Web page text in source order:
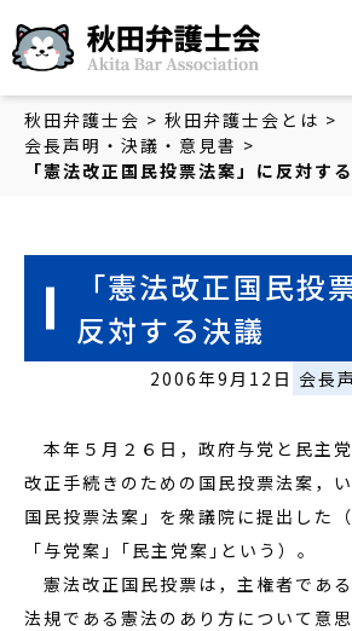
秋田弁護士
秋田弁護士会 > 秋田弁護士会とは >
会長声明・決議・意見書 >
「憲法改正国民投票法案」に反対す
「憲法改正国民投
反対する決議
2006年9月12日 会長
本年５月２６日，政府与党と民主
改正手続きのための国民投票法案，
国民投票法案」を衆議院に提出した
「与党案」｢民主党案｣という）。
憲法改正国民投票は，主権者であ
法規である憲法のあり方について意